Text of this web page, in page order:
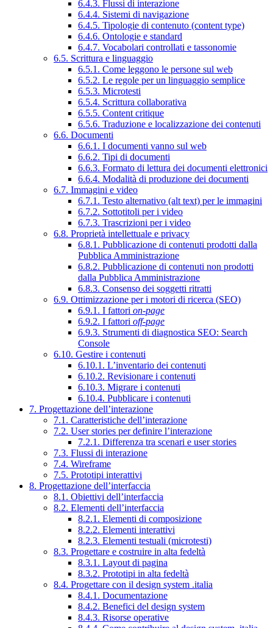
6.4.3. Flussi di interazione
6.4.4. Sistemi di navigazione
6.4.5. Tipologie di contenuto (content type)
6.4.6. Ontologie e standard
6.4.7. Vocabolari controllati e tassonomie
6.5. Scrittura e linguaggio
6.5.1. Come leggono le persone sul web
6.5.2. Le regole per un linguaggio semplice
6.5.3. Microtesti
6.5.4. Scrittura collaborativa
6.5.5. Content critique
6.5.6. Traduzione e localizzazione dei contenuti
6.6. Documenti
6.6.1. I documenti vanno sul web
6.6.2. Tipi di documenti
6.6.3. Formato di lettura dei documenti elettronici
6.6.4. Modalità di produzione dei documenti
6.7. Immagini e video
6.7.1. Testo alternativo (alt text) per le immagini
6.7.2. Sottotitoli per i video
6.7.3. Trascrizioni per i video
6.8. Proprietà intellettuale e privacy
6.8.1. Pubblicazione di contenuti prodotti dalla
Pubblica Amministrazione
6.8.2. Pubblicazione di contenuti non prodotti
dalla Pubblica Amministrazione
6.8.3. Consenso dei soggetti ritratti
6.9. Ottimizzazione per i motori di ricerca (SEO)
6.9.1. I fattori on-page
6.9.2. I fattori off-page
6.9.3. Strumenti di diagnostica SEO: Search
Console
6.10. Gestire i contenuti
6.10.1. L’inventario dei contenuti
6.10.2. Revisionare i contenuti
6.10.3. Migrare i contenuti
6.10.4. Pubblicare i contenuti
7. Progettazione dell’interazione
7.1. Caratteristiche dell’interazione
7.2. User stories per definire l’interazione
7.2.1. Differenza tra scenari e user stories
7.3. Flussi di interazione
7.4. Wireframe
7.5. Prototipi interattivi
8. Progettazione dell’interfaccia
8.1. Obiettivi dell’interfaccia
8.2. Elementi dell’interfaccia
8.2.1. Elementi di composizione
8.2.2. Elementi interattivi
8.2.3. Elementi testuali (microtesti)
8.3. Progettare e costruire in alta fedeltà
8.3.1. Layout di pagina
8.3.2. Prototipi in alta fedeltà
8.4. Progettare con il design system .italia
8.4.1. Documentazione
8.4.2. Benefici del design system
8.4.3. Risorse operative